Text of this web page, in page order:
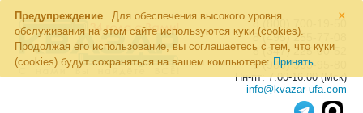
×
Предупреждение
Для обеспечения высокого уровня
обслуживания на этом сайте используются куки (cookies).
Продолжая его использование, вы соглашаетесь с тем, что куки
(cookies) будут сохраняться на вашем компьютере: Принять
8 (800) 700-19-50
8 (495) 255-77-08
8 (347) 225-00-52
8 (986) 963-95-80
Пн-пт: 7.00-16.00 (Мск)
info@kvazar-ufa.com